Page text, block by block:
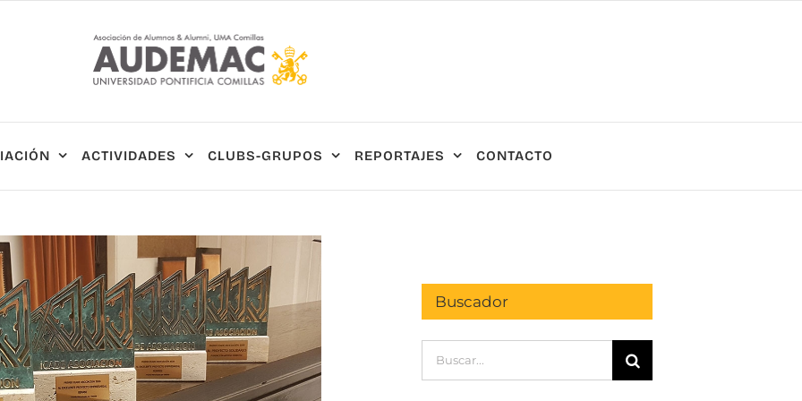
ACTIVIDADES CLUBS-GRUPOS REPORTAJES CONTACTO
Buscador